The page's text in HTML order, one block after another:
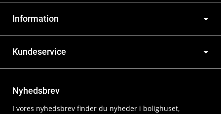
Information
Kundeservice
Nyhedsbrev
I vores nyhedsbrev finder du nyheder i bolighuset,